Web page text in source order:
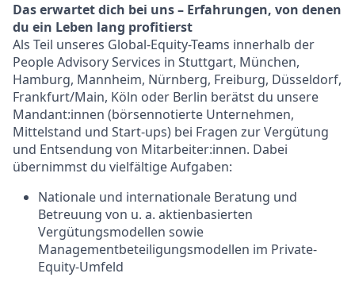
Das erwartet dich bei uns – Erfahrungen, von denen
du ein Leben lang profitierst
Als Teil unseres Global-Equity-Teams innerhalb der
People Advisory Services in Stuttgart, München,
Hamburg, Mannheim, Nürnberg, Freiburg, Düsseldorf,
Frankfurt/Main, Köln oder Berlin berätst du unsere
Mandant:innen (börsennotierte Unternehmen,
Mittelstand und Start-ups) bei Fragen zur Vergütung
und Entsendung von Mitarbeiter:innen. Dabei
übernimmst du vielfältige Aufgaben:
Nationale und internationale Beratung und
Betreuung von u. a. aktienbasierten
Vergütungsmodellen sowie
Managementbeteiligungsmodellen im Private-
Equity-Umfeld